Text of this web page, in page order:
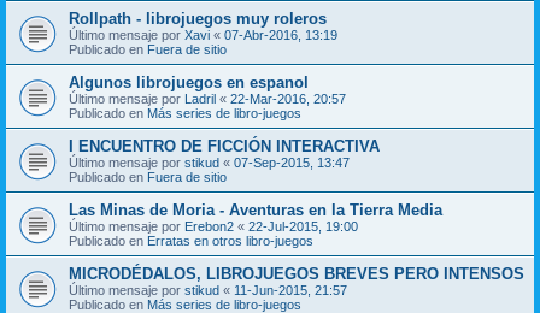
Rollpath - librojuegos muy roleros
Último mensaje por Xavi « 07-Abr-2016, 13:19
Publicado en Fuera de sitio
Algunos librojuegos en espanol
Último mensaje por Ladril « 22-Mar-2016, 20:57
Publicado en Más series de libro-juegos
I ENCUENTRO DE FICCIÓN INTERACTIVA
Último mensaje por stikud « 07-Sep-2015, 13:47
Publicado en Fuera de sitio
Las Minas de Moria - Aventuras en la Tierra Media
Último mensaje por Erebon2 « 22-Jul-2015, 19:00
Publicado en Erratas en otros libro-juegos
MICRODÉDALOS, LIBROJUEGOS BREVES PERO INTENSOS
Último mensaje por stikud « 11-Jun-2015, 21:57
Publicado en Más series de libro-juegos